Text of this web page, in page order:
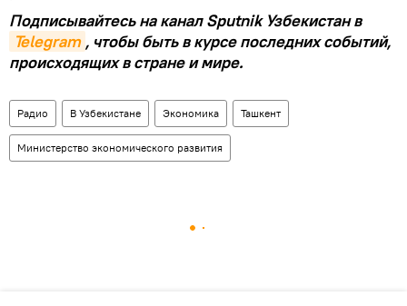
Подписывайтесь на канал Sputnik Узбекистан в
Telegram , чтобы быть в курсе последних событий,
происходящих в стране и мире.
Радио В Узбекистане Экономика Ташкент
Министерство экономического развития